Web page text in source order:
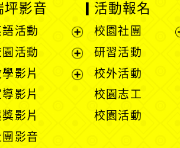
坪影音
語活動
展
開
選
園活動
展
開
影片
導影片
影片
團影音
活動報名
校園社團
研習活動
校外活動
校園志工
校園活動